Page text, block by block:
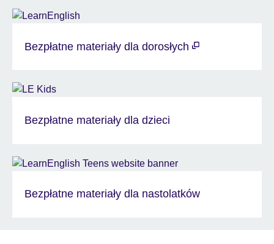
Bezpłatne materiały dla dorosłych
Bezpłatne materiały dla dzieci
Bezpłatne materiały dla nastolatków